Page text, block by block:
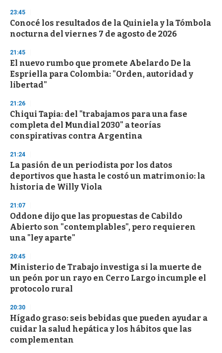
s
e
c
o
d
s
23:45
Conocé los resultados de la Quiniela y la Tómbola
nocturna del viernes 7 de agosto de 2026
21:45
El nuevo rumbo que promete Abelardo De la
Espriella para Colombia: "Orden, autoridad y
libertad"
21:26
Chiqui Tapia: del "trabajamos para una fase
completa del Mundial 2030" a teorías
conspirativas contra Argentina
21:24
La pasión de un periodista por los datos
deportivos que hasta le costó un matrimonio: la
historia de Willy Viola
21:07
Oddone dijo que las propuestas de Cabildo
Abierto son "contemplables", pero requieren
una "ley aparte"
20:45
Ministerio de Trabajo investiga si la muerte de
un peón por un rayo en Cerro Largo incumple el
protocolo rural
20:30
Hígado graso: seis bebidas que pueden ayudar a
cuidar la salud hepática y los hábitos que las
complementan